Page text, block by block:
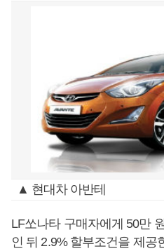
▲ 현대차 아반테
LF쏘나타 구매자에게 50만
인 뒤 2.9% 할부조건을 제공